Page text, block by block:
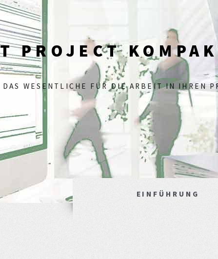
PROJECT
DAS WESENTLICHE FÜR DIE ARBEIT IN IHREN
EINFÜHRUNG